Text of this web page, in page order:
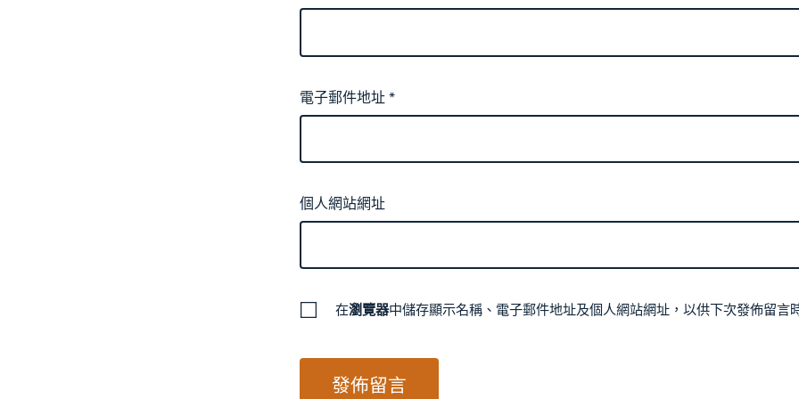
電子郵件地址*
個人網站網址
在瀏覽器中儲存顯示名稱、電子郵件地址及個人網站網址，以供下次發佈留言